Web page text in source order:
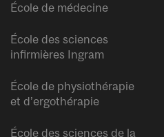
École de médecine
École des sciences
infirmières Ingram
École de physiothérapie
et d’ergothérapie
École des sciences de la